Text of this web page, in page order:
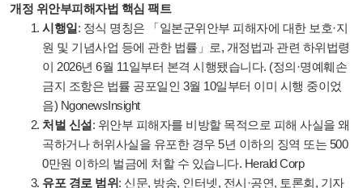
개정 위안부피해자법 핵심 팩트
시행일: 정식 명칭은 「일본군위안부 피해자에 대한 보호·지
원 및 기념사업 등에 관한 법률」로, 개정법과 관련 하위법령
이 2026년 6월 11일부터 본격 시행됐습니다. (정의·명예훼손
금지 조항은 법률 공포일인 3월 10일부터 이미 시행 중이었
음) NgonewsInsight
처벌 신설: 위안부 피해자를 비방할 목적으로 피해 사실을 왜
곡하거나 허위사실을 유포한 경우 5년 이하의 징역 또는 500
0만원 이하의 벌금에 처할 수 있습니다. Herald Corp
유포 경로 범위: 신문, 방송, 인터넷, 전시·공연, 토론회, 기자